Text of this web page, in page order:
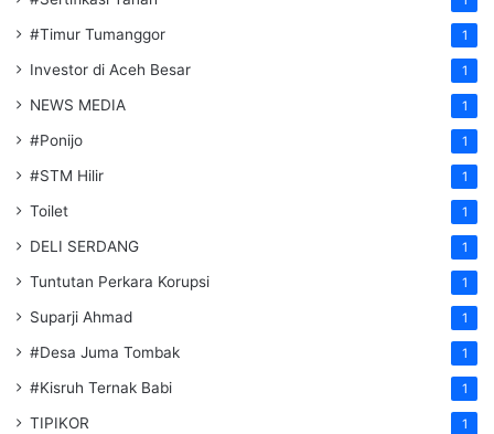
#Timur Tumanggor 1
Investor di Aceh Besar 1
NEWS MEDIA 1
#Ponijo 1
#STM Hilir 1
Toilet 1
DELI SERDANG 1
Tuntutan Perkara Korupsi 1
Suparji Ahmad 1
#Desa Juma Tombak 1
#Kisruh Ternak Babi 1
TIPIKOR 1